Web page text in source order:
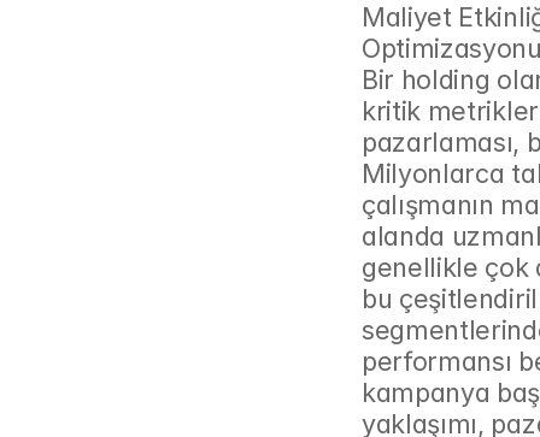
Maliyet
Bir holding
kritik
pazarlaması,
Milyonlarca
çalışmanın
alanda
genellikle çok
bu
performansı
kampanya
yaklaşımı,